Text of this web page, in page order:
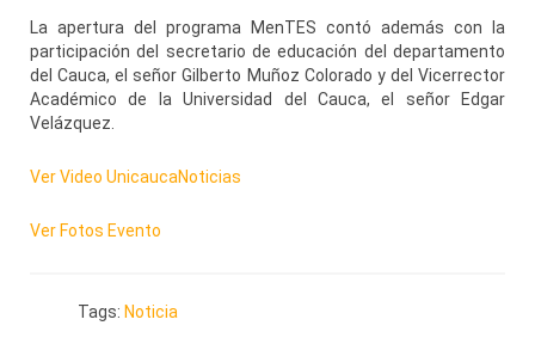
La apertura del programa MenTES contó además con la
participación del secretario de educación del departamento
del Cauca, el señor Gilberto Muñoz Colorado y del Vicerrector
Académico de la Universidad del Cauca, el señor Edgar
Velázquez.
Ver Video UnicaucaNoticias
Ver Fotos Evento
Tags: Noticia